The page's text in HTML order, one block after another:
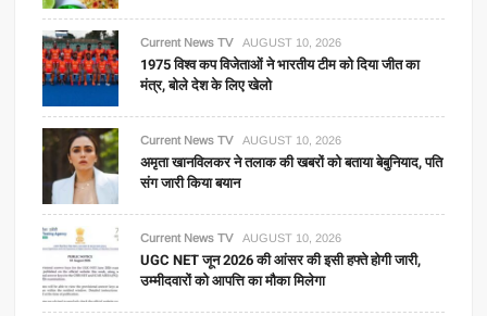
Current News TV AUGUST 10, 2026
1975 विश्व कप विजेताओं ने भारतीय टीम को दिया जीत का
मंत्र, बोले देश के लिए खेलो
Current News TV AUGUST 10, 2026
अमृता खानविलकर ने तलाक की खबरों को बताया बेबुनियाद, पति
संग जारी किया बयान
Current News TV AUGUST 10, 2026
UGC NET जून 2026 की आंसर की इसी हफ्ते होगी जारी,
उम्मीदवारों को आपत्ति का मौका मिलेगा